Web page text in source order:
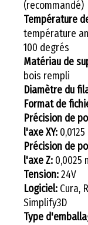
(recommandé)
Température
température
100 degrés
Matériau de
bois rempli
Diamètre du
Format de
Précision de
l'axe XY:
Précision de
l'axe Z: 0,0025
Tension:24V
Logiciel: Cura,
Simplify3D
Type